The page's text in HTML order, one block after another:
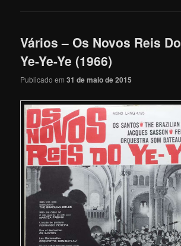
Vários – Os Novos Reis Do
Ye-Ye-Ye (1966)
Publicado em31 de maio de 2015